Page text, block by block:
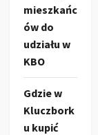
mieszkańc
ów do
udziału w
KBO
Gdzie w
Kluczbork
u kupić